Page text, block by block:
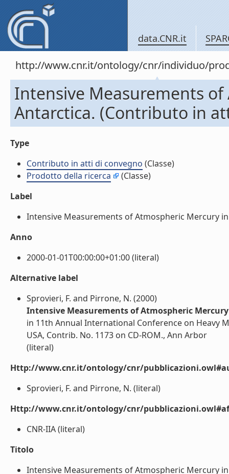
data.CNR.it
http://www.cnr.it/ontology/cnr/individuo/
Intensive Measurements
Antarctica. (Contributo in
Type
Contributo in atti di convegno (Classe)
Prodotto della ricerca
(Classe)
Label
Intensive Measurements of Atmospheric Mercury
Anno
2000-01-01T00:00:00+01:00 (literal)
Alternative label
Sprovieri, F. and Pirrone, N. (2000)
Intensive Measurements of Atmospheric
in 11th Annual International Conference on Heavy
USA, Contrib. No. 1173 on CD-ROM., Ann Arbor
(literal)
Http://www.cnr.it/ontology/cnr/
Sprovieri, F. and Pirrone, N. (literal)
Http://www.cnr.it/ontology/cnr/
CNR-IIA (literal)
Titolo
Intensive Measurements of Atmospheric Mercury